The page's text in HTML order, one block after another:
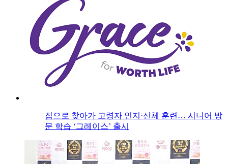
집으로 찾아가 고령자 인지·신체 훈련… 시니어 방
문 학습 ‘그레이스’ 출시